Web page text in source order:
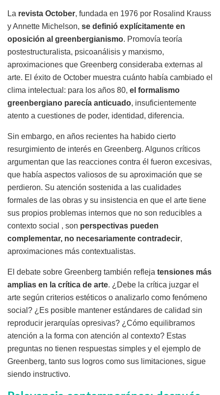
La revista October, fundada en 1976 por Rosalind Krauss
y Annette Michelson, se definió explícitamente en
oposición al greenbergianismo. Promovía teoría
postestructuralista, psicoanálisis y marxismo,
aproximaciones que Greenberg consideraba externas al
arte. El éxito de October muestra cuánto había cambiado el
clima intelectual: para los años 80, el formalismo
greenbergiano parecía anticuado, insuficientemente
atento a cuestiones de poder, identidad, diferencia.
Sin embargo, en años recientes ha habido cierto
resurgimiento de interés en Greenberg. Algunos críticos
argumentan que las reacciones contra él fueron excesivas,
que había aspectos valiosos de su aproximación que se
perdieron. Su atención sostenida a las cualidades
formales de las obras y su insistencia en que el arte tiene
sus propios problemas internos que no son reducibles a
contexto social , son perspectivas pueden
complementar, no necesariamente contradecir,
aproximaciones más contextualistas.
El debate sobre Greenberg también refleja tensiones más
amplias en la crítica de arte. ¿Debe la crítica juzgar el
arte según criterios estéticos o analizarlo como fenómeno
social? ¿Es posible mantener estándares de calidad sin
reproducir jerarquías opresivas? ¿Cómo equilibramos
atención a la forma con atención al contexto? Estas
preguntas no tienen respuestas simples y el ejemplo de
Greenberg, tanto sus logros como sus limitaciones, sigue
siendo instructivo.